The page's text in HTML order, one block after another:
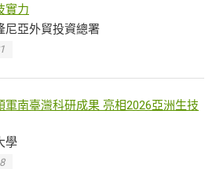
實力
尼亞外貿投資總署
軍南臺灣科研成果 亮相2026亞洲生技
學